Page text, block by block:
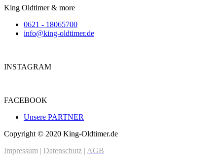
King Oldtimer & more
0621 - 18065700
info@king-oldtimer.de
INSTAGRAM
FACEBOOK
Unsere PARTNER
Copyright © 2020 King-Oldtimer.de
Impressum | Datenschutz | AGB